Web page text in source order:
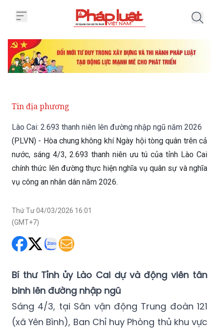
Tin địa phương
Lào Cai: 2.693 thanh niên lên đường nhập ngũ năm 2026
(PLVN) - Hòa chung không khí Ngày hội tòng quân trên cả
nước, sáng 4/3, 2.693 thanh niên ưu tú của tỉnh Lào Cai
chính thức lên đường thực hiện nghĩa vụ quân sự và nghĩa
vụ công an nhân dân năm 2026.
Thứ Tư 04/03/2026 16:01
(GMT+7)
Bí thư Tỉnh ủy Lào Cai dự và động viên tân
binh lên đường nhập ngũ
Sáng 4/3, tại Sân vận động Trung đoàn 121
(xã Yên Bình), Ban Chỉ huy Phòng thủ khu vực